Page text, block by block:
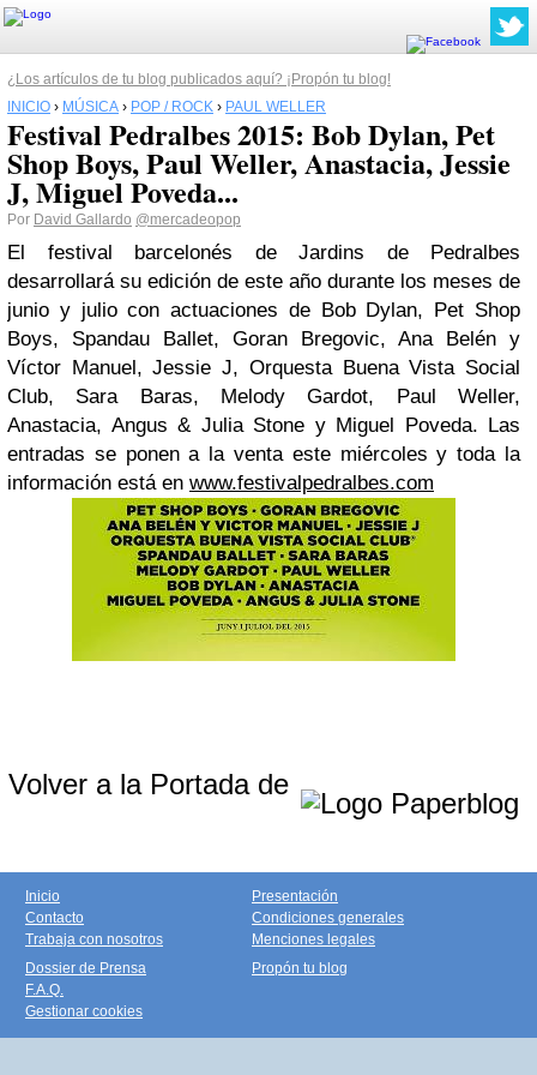
¿Los artículos de tu blog publicados aquí? ¡Propón tu blog!
INICIO › MÚSICA › POP / ROCK › PAUL WELLER
Festival Pedralbes 2015: Bob Dylan, Pet
Shop Boys, Paul Weller, Anastacia, Jessie
J, Miguel Poveda...
Por David Gallardo @mercadeopop
El festival barcelonés de Jardins de Pedralbes
desarrollará su edición de este año durante los meses de
junio y julio con actuaciones de Bob Dylan, Pet Shop
Boys, Spandau Ballet, Goran Bregovic, Ana Belén y
Víctor Manuel, Jessie J, Orquesta Buena Vista Social
Club, Sara Baras, Melody Gardot, Paul Weller,
Anastacia, Angus & Julia Stone y Miguel Poveda. Las
entradas se ponen a la venta este miércoles y toda la
información está en www.festivalpedralbes.com
Volver a la Portada de
Inicio
Contacto
Trabaja con nosotros
Presentación
Condiciones generales
Menciones legales
Dossier de Prensa
F.A.Q.
Gestionar cookies
Propón tu blog